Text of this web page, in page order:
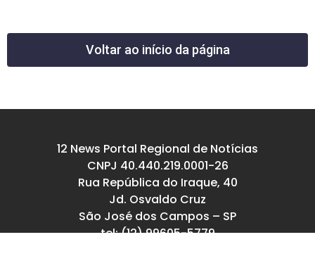
Voltar ao início da página
12 News Portal Regional de Notícias
CNPJ 40.440.219.0001-26
Rua República do Iraque, 40
Jd. Osvaldo Cruz
São José dos Campos – SP
tel: (12) 99605-5779